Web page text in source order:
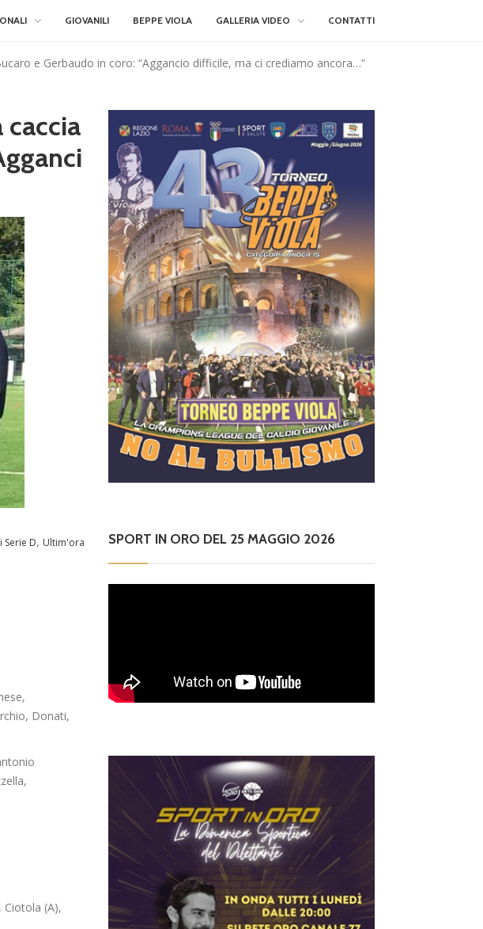
GIOVANILI BEPPE VIOLA GALLERIA VIDEO CONTATTI
e Gerbaudo in coro: “Aggancio difficile, ma ci crediamo ancora…”
caccia
Serie D, Ultim'ora
Donati,
(A),
SPORT IN ORO DEL 25 MAGGIO 2026